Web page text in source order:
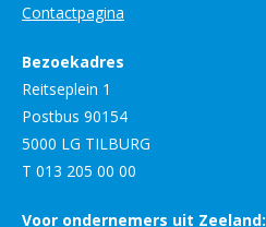
Contactpagina
Bezoekadres
Reitseplein 1
Postbus 90154
5000 LG TILBURG
T 013 205 00 00
Voor ondernemers uit Zeeland: